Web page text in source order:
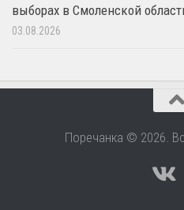
выборах в Смоленской
03.08.2026
Поречанка © 2026.